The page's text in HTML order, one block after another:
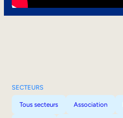
SECTEURS
Tous secteurs Association